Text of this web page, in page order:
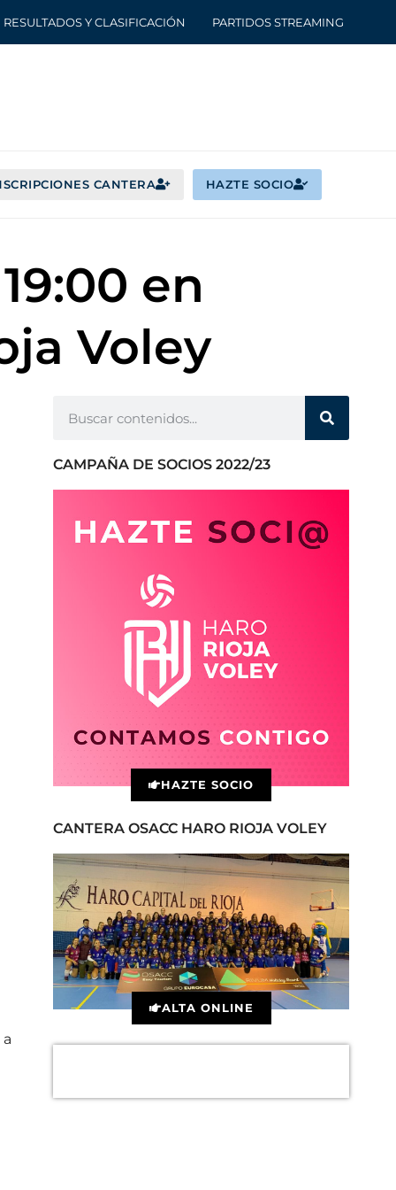
RESULTADOS Y CLASIFICACIÓN PARTIDOS STREAMING
CANTERA HAZTE SOCIO
en
Voley
CAMPAÑA DE SOCIOS 2022/23
HAZTE SOCIO
CANTERA OSACC HARO RIOJA VOLEY
ALTA ONLINE